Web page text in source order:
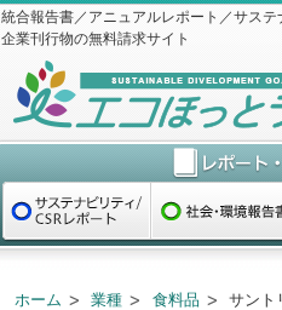
統合報告書／アニュアルレポート／サス
企業刊行物の無料請求サイト
ホーム 業種 食料品 サント